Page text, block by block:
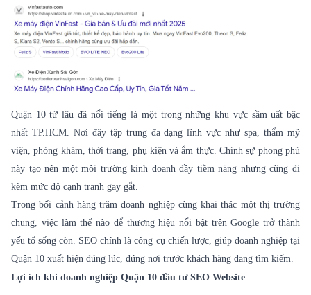
Quận 10 từ lâu đã nổi tiếng là một trong những khu vực sầm uất bậc
nhất TP.HCM. Nơi đây tập trung đa dạng lĩnh vực như spa, thẩm mỹ
viện, phòng khám, thời trang, phụ kiện và ẩm thực. Chính sự phong phú
này tạo nên một môi trường kinh doanh đầy tiềm năng nhưng cũng đi
kèm mức độ cạnh tranh gay gắt.
Trong bối cảnh hàng trăm doanh nghiệp cùng khai thác một thị trường
chung, việc làm thế nào để thương hiệu nổi bật trên Google trở thành
yếu tố sống còn. SEO chính là công cụ chiến lược, giúp doanh nghiệp tại
Quận 10 xuất hiện đúng lúc, đúng nơi trước khách hàng đang tìm kiếm.
Lợi ích khi doanh nghiệp Quận 10 đầu tư SEO Website